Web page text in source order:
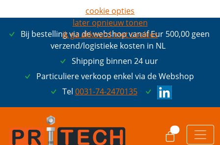
Bij bestelling via de webshop vanaf Eur 500,00 geen
verzend/logistieke kosten in NL
Shipping binnen 24 uur
Particuliere verkoop enkel via de Webshop
Tel 0031-74-2470135
cookie opties
later opnieuw tonen
ik ga akkoord met cookies